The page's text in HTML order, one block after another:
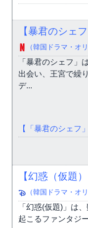
【暴君のシェ
（韓国ドラマ・オ
「暴君のシェフ」
出会い、王宮で繰
デ...
【「暴君のシェフ
【幻惑（仮題
（韓国ドラマ・オ
「幻惑(仮題)」は
起こるファンタジ